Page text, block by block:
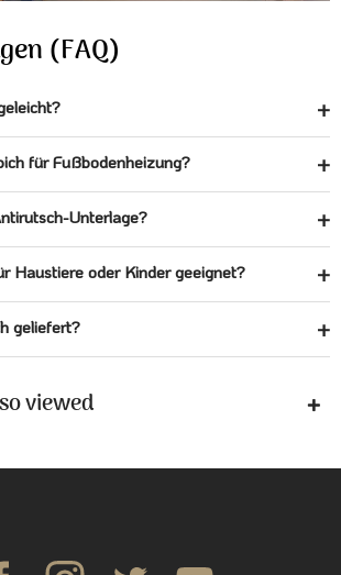
(FAQ)
für Fußbodenheizung?
Unterlage?
Haustiere oder Kinder geeignet?
geliefert?
viewed